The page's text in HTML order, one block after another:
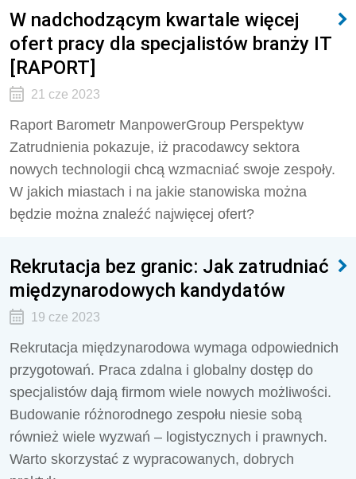
W nadchodzącym kwartale więcej
ofert pracy dla specjalistów branży IT
[RAPORT]
21 cze 2023
Raport Barometr ManpowerGroup Perspektyw
Zatrudnienia pokazuje, iż pracodawcy sektora
nowych technologii chcą wzmacniać swoje zespoły.
W jakich miastach i na jakie stanowiska można
będzie można znaleźć najwięcej ofert?
Rekrutacja bez granic: Jak zatrudniać
międzynarodowych kandydatów
19 cze 2023
Rekrutacja międzynarodowa wymaga odpowiednich
przygotowań. Praca zdalna i globalny dostęp do
specjalistów dają firmom wiele nowych możliwości.
Budowanie różnorodnego zespołu niesie sobą
również wiele wyzwań – logistycznych i prawnych.
Warto skorzystać z wypracowanych, dobrych